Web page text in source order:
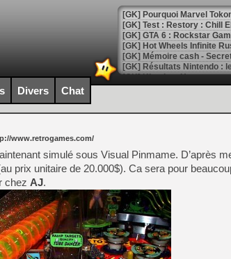
[GK] Pourquoi Marvel
[GK] Test : Restory : Chill
[GK] GTA 6 : Rockstar
[GK] Hot Wheels Infinite
[GK] Mémoire cash -
[GK] Résultats Nintendo :
[GK] Déjà des
[Mo5] Brickboy cherche à
[GK] Minecraft et ses «
[GK] Beast of
[GK] Ubisoft : fin de partie
[GK] Mémoire cash -
[GK] Dan Houser (GTA)
[GK] Comment EA Sports
[GK] Crimson Moon : un
[GK] Isle of Reveries : le
[GK] Moonlighter 2 : The
[GK] Capcom relance
Divers Chat
www.retrogames.com/
simulé sous Visual Pinmame. D’après
prix unitaire de 20.000$). Ca sera pour
chez AJ.